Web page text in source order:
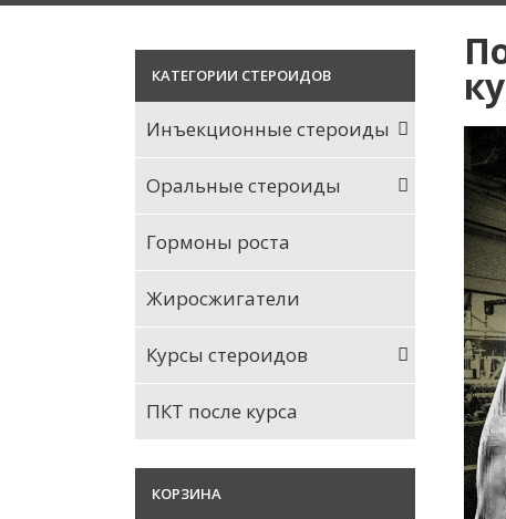
КАТЕГОРИИ СТЕРОИДОВ
Инъекционные стероиды
Оральные стероиды
Гормоны роста
Жиросжигатели
Курсы стероидов
ПКТ после курса
КОРЗИНА